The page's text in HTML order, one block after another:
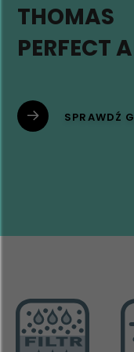
THOMAS
PERFECT
SPRAWDŹ